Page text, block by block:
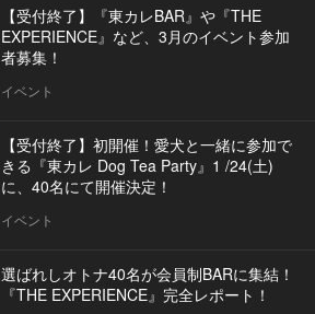
【受付終了】『東カレBAR』や『THE
EXPERIENCE』など、3月のイベント参加
者募集！
イベント
【受付終了】初開催！愛犬と一緒に参加で
きる『東カレ Dog Tea Party』1 /24(土)
に、40名にて開催決定！
イベント
選ばれしオトナ40名が会員制BARに集結！
『THE EXPERIENCE』完全レポート！